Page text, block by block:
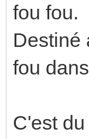
fou fou.
Destiné
fou
C'est